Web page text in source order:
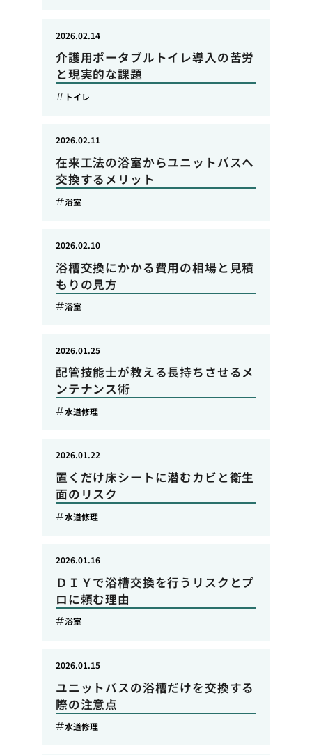
介護用ポータブルトイレ導入の苦労
と現実的な課題
2026.02.14
トイレ
在来工法の浴室からユニットバスへ
交換するメリット
2026.02.11
浴室
浴槽交換にかかる費用の相場と見積
もりの見方
2026.02.10
浴室
配管技能士が教える長持ちさせるメ
ンテナンス術
2026.01.25
水道修理
置くだけ床シートに潜むカビと衛生
面のリスク
2026.01.22
水道修理
ＤＩＹで浴槽交換を行うリスクとプ
ロに頼む理由
2026.01.16
浴室
ユニットバスの浴槽だけを交換する
際の注意点
2026.01.15
水道修理